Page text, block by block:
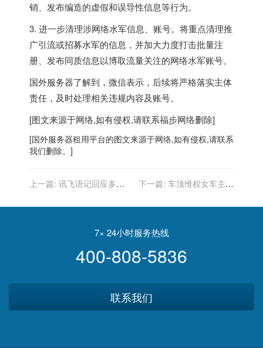
销、发布编造的虚假和误导性信息等行为。
3. 进一步清理涉网络水军信息、账号。将重点清理推
广引流或招募水军的信息，并加大力度打击批量注
册、发布同质信息以博取流量关注的网络水军账号。
国外服务器了解到，微信表示，后续将严格落实主体
责任，及时处理相关违规内容及账号。
[图文来源于网络,如有侵权,请联系福步网络删除]
[国外服务器租用平台的图文来源于网络,如有侵权,请联系
我们删除。]
上一篇: 讯飞语记回应多地
骗中心误封禁域名，大部分
下一篇: 车顶维权女车主诉
告称希望后者道歉赔偿并提
7× 24小时服务热线
400-808-5836
联系我们